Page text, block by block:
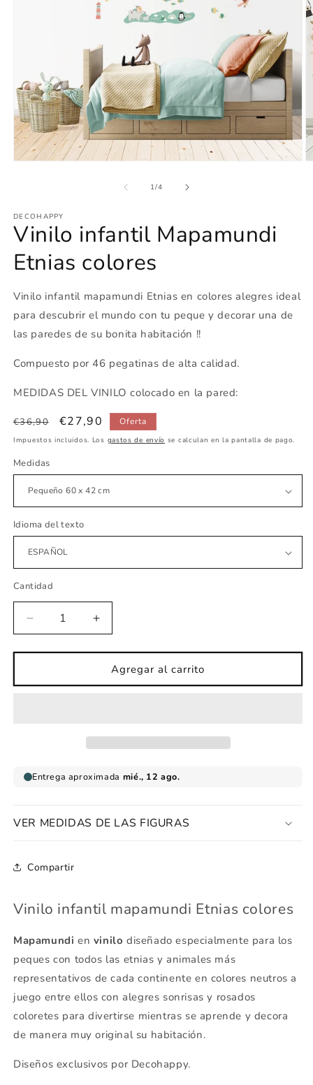
una
ventana
modal
1/de
4
DECOHAPPY
Vinilo infantil Mapamundi
Etnias colores
Vinilo infantil mapamundi Etnias en colores alegres ideal
para descubrir el mundo con tu peque y decorar una de
las paredes de su bonita habitación !!
Compuesto por 46 pegatinas de alta calidad.
MEDIDAS DEL VINILO colocado en la pared:
Precio
habitual
€36,90
Precio
de
€27,90 Oferta
Impuestos incluidos. Los gastos de envío se calculan en la pantalla de pago.
Medidas
Idioma del texto
Cantidad
Reducir
cantidad
para
infantil
Aumentar
cantidad
para
Vinilo
infantil
Agregar al carrito
VER MEDIDAS DE LAS FIGURAS
Compartir
Vinilo infantil mapamundi Etnias colores
Mapamundi en vinilo diseñado especialmente para los
peques con todos las etnias y animales más
representativos de cada continente en colores neutros a
juego entre ellos con alegres sonrisas y rosados
coloretes para divertirse mientras se aprende y decora
de manera muy original su habitación.
Diseños exclusivos por Decohappy.